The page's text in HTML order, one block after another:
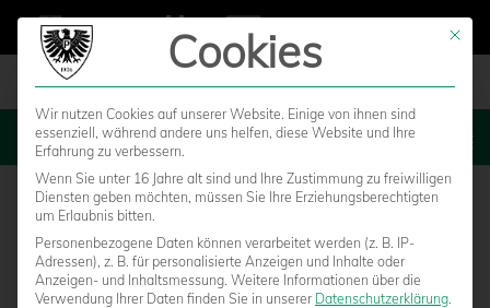
MENU
Mit
Cookies
Wir nutzen Cookies auf unserer Website. Einige von ihnen sind
essenziell, während andere uns helfen, diese Website und Ihre
Erfahrung zu verbessern.
Wenn Sie unter 16 Jahre alt sind und Ihre Zustimmung zu freiwilligen
Diensten geben möchten, müssen Sie Ihre Erziehungsberechtigten
um Erlaubnis bitten.
Personenbezogene Daten können verarbeitet werden (z. B. IP-
Adressen), z. B. für personalisierte Anzeigen und Inhalte oder
Anzeigen- und Inhaltsmessung. Weitere Informationen über die
Verwendung Ihrer Daten finden Sie in unserer Datenschutzerklärung.